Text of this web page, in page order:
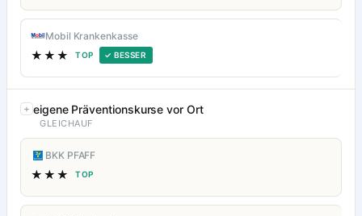
Mobil Krankenkasse
★★★ TOP ✓ BESSER
eigene Präventionskurse vor Ort
GLEICHAUF
BKK PFAFF
★★★ TOP